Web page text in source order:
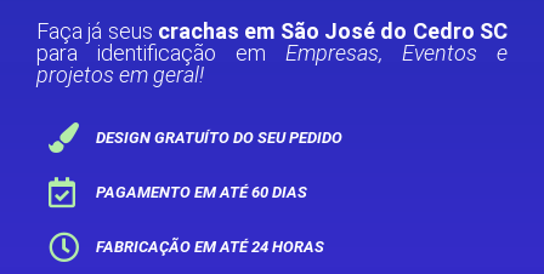
Faça já seus crachas em São José do Cedro SC
para identificação em Empresas, Eventos e
projetos em geral!
DESIGN GRATUÍTO DO SEU PEDIDO
PAGAMENTO EM ATÉ 60 DIAS
FABRICAÇÃO EM ATÉ 24 HORAS